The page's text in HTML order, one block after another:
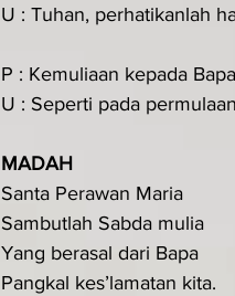
U : Tuhan, perhatikanlah
P : Kemuliaan kepada
U : Seperti pada
MADAH
Santa Perawan Maria
Sambutlah Sabda mulia
Yang berasal dari Bapa
Pangkal kes’lamatan kita.